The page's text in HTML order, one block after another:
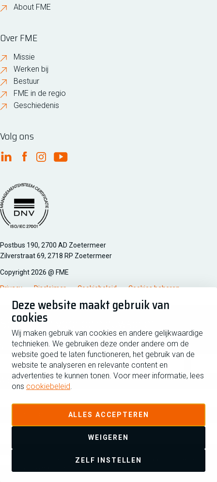
Deze website maakt gebruik van
cookies
Wij maken gebruik van cookies en andere gelijkwaardige
technieken. We gebruiken deze onder andere om de
website goed te laten functioneren, het gebruik van de
website te analyseren en relevante content en
advertenties te kunnen tonen. Voor meer informatie, lees
ons cookiebeleid.
ALLES ACCEPTEREN
WEIGEREN
ZELF INSTELLEN
About FME
Over FME
Missie
Werken bij
Bestuur
FME in de regio
Geschiedenis
Volg ons
FME Linkedin
FME Facebook
FME Instagram
FME Youtube
Managementsyteem certificatie DNV iso/iec 27001
Postbus 190, 2700 AD Zoetermeer
Zilverstraat 69, 2718 RP Zoetermeer
Copyright 2026 @ FME
Privacy Disclaimer Cookiebeleid Cookies beheren
Schrijf je in voor de nieuwsbrief
Voornaam
Achternaam
Ja ik schrijf me in voor de nieuwsbrief en ga akkoord met de